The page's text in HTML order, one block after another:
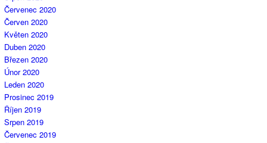
Červenec 2020
Červen 2020
Květen 2020
Duben 2020
Březen 2020
Únor 2020
Leden 2020
Prosinec 2019
Říjen 2019
Srpen 2019
Červenec 2019